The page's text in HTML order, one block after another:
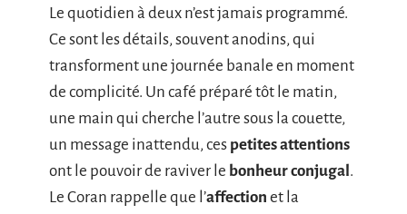
Le quotidien à deux n’est jamais programmé.
Ce sont les détails, souvent anodins, qui
transforment une journée banale en moment
de complicité. Un café préparé tôt le matin,
une main qui cherche l’autre sous la couette,
un message inattendu, ces petites attentions
ont le pouvoir de raviver le bonheur conjugal.
Le Coran rappelle que l’affection et la